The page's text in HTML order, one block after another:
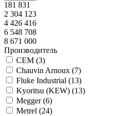
181 831
2 304 123
4 426 416
6 548 708
8 671 000
Производитель
CEM (3)
Chauvin Arnoux (7)
Fluke Industrial (13)
Kyoritsu (KEW) (13)
Megger (6)
Metrel (24)